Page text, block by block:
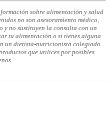
sobre alimentación y salud
no son asesoramiento médico,
no sustituyen la consulta con un
tu alimentación o si tienes alguna
un dietista-nutricionista colegiado.
que utilices por posibles